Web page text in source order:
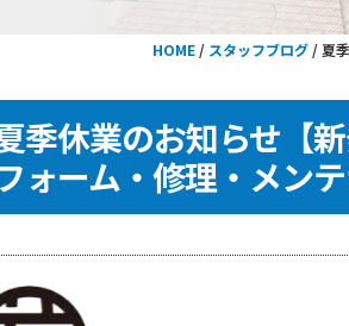
HOME / スタッフブログ /夏
季休業のお知らせ【
ォーム・修理・メン